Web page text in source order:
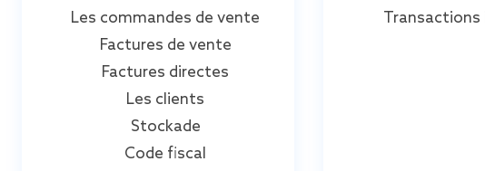
Les commandes de vente
Factures de vente
Factures directes
Les clients
Stockade
Code fiscal